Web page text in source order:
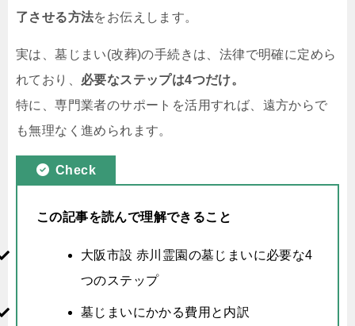
了させる方法をお伝えします。
実は、墓じまい(改葬)の手続きは、法律で明確に定めら
れており、 必要なステップは4つだけ。
特に、専門業者のサポートを活用すれば、遠方からで
も無理なく進められます。
Check
この記事を読んで理解できること
大阪市設 赤川霊園の墓じまいに必要な4
つのステップ
墓じまいにかかる費用と内訳